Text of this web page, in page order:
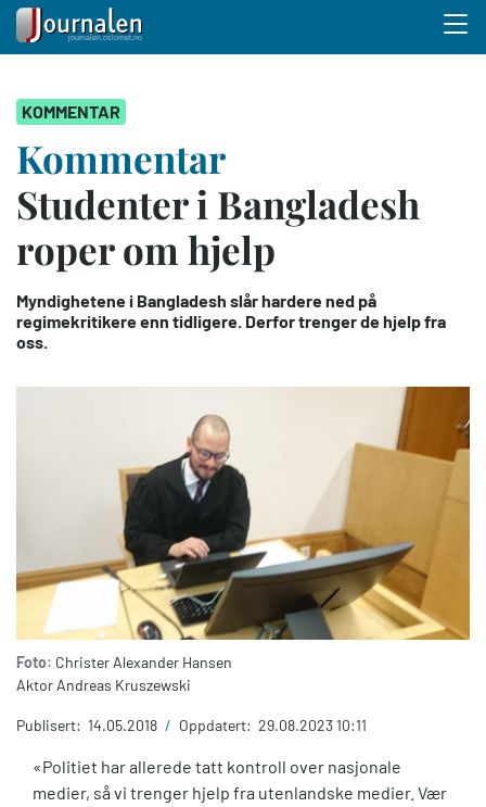
hovedinnhold
KOMMENTAR
Kommentar
Studenter i Bangladesh
roper om hjelp
Myndighetene i Bangladesh slår hardere ned på
regimekritikere enn tidligere. Derfor trenger de hjelp fra
oss.
Foto: Christer Alexander Hansen
Aktor Andreas Kruszewski
Publisert: 14.05.2018 / Oppdatert: 29.08.2023 10:11
«Politiet har allerede tatt kontroll over nasjonale
medier, så vi trenger hjelp fra utenlandske medier. Vær